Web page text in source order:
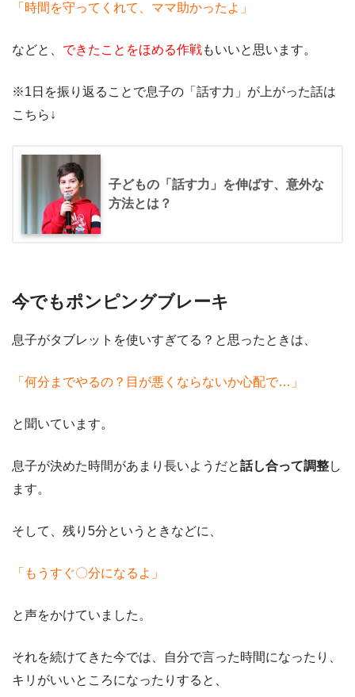
「時間を守ってくれて、ママ助かったよ」
などと、 できたことをほめる作戦もいいと思います。
※1日を振り返ることで息子の「話す力」が上がった話は
こちら↓
子どもの「話す力」を伸ばす、意外な
方法とは？
今でもポンピングブレーキ
息子がタブレットを使いすぎてる？と思ったときは、
「何分までやるの？目が悪くならないか心配で…」
と聞いています。
息子が決めた時間があまり長いようだと話し合って調整し
ます。
そして、残り5分というときなどに、
「もうすぐ〇分になるよ」
と声をかけていました。
それを続けてきた今では、自分で言った時間になったり、
キリがいいところになったりすると、